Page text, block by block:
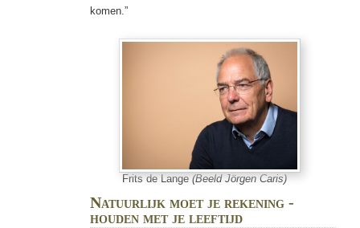
komen.”
Frits de Lange(Beeld Jörgen Caris)
Natuurlijk moet je rekening ­
houden met je leeftijd